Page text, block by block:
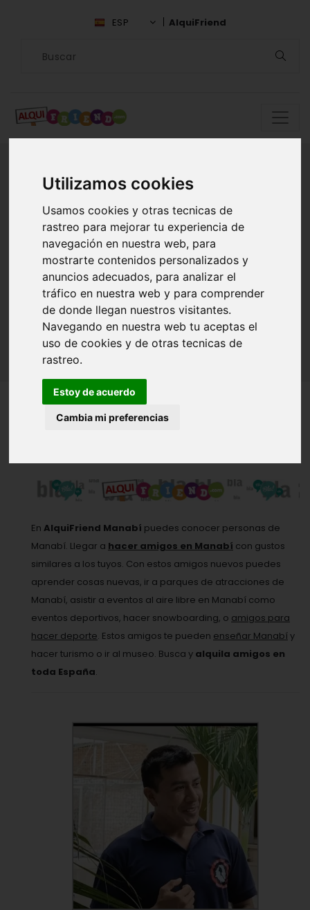
Utilizamos cookies
Usamos cookies y otras tecnicas de
rastreo para mejorar tu experiencia de
navegación en nuestra web, para
mostrarte contenidos personalizados y
anuncios adecuados, para analizar el
tráfico en nuestra web y para comprender
de donde llegan nuestros visitantes.
Navegando en nuestra web tu aceptas el
uso de cookies y de otras tecnicas de
rastreo.
Estoy de acuerdo
Cambia mi preferencias
ESP AlquiFriend
Encuentra
compañía en
Manabí
ALQUILAR AMIGOS EN MANABÍ
Inicio Amigos - Amigas Manabí
En AlquiFriend Manabí puedes conocer personas de
Manabí. Llegar a hacer amigos en Manabí con gustos
similares a los tuyos. Con estos amigos nuevos puedes
aprender cosas nuevas, ir a parques de atracciones de
Manabí, asistir a eventos al aire libre en Manabí como
eventos deportivos, hacer snowboarding, o amigos para
hacer deporte. Estos amigos te pueden enseñar Manabíy
hacer turismo o ir al museo. Busca y alquila amigos en
toda España.
VER PERFIL